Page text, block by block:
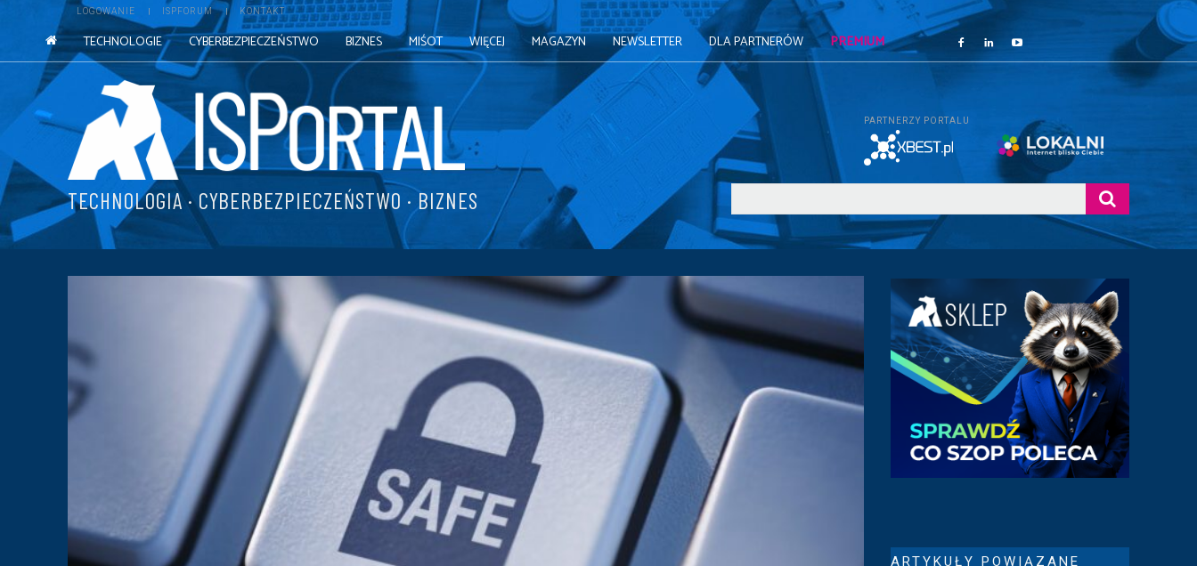
LOGOWANIE ISPFORUM KONTAKT
TECHNOLOGIE CYBERBEZPIECZEŃSTWO BIZNES MIŚOT WIĘCEJ MAGAZYN NEWSLETTER DLA PARTNERÓW PREMIUM
TECHNOLOGIA · CYBERBEZPIECZEŃSTWO · BIZNES
PARTNERZY PORTALU
ARTYKUŁY POWIĄZANE